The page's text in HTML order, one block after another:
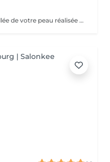
Une analyse approfondie et détaillée de votre peau réalisée grâce à la technologie Eve M afin de vous assurer un traitement sur mesure.